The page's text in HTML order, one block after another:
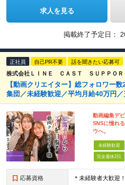
求人を見る
掲載終了予定日：
正社員 自己PR不要 話を聞きたい応募可
株式会社ＬＩＮＥ ＣＡＳＴ ＳＵＰＰＯＲ
【動画クリエイター】総フォロワー
集団／未経験歓迎／平均月給40万円
動画編集デ
SNSに憧れ
ウへ。
未経験歓迎
完全週休2日
応募資格